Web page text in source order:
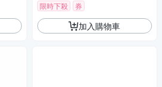
限時下殺 券
加入購物車